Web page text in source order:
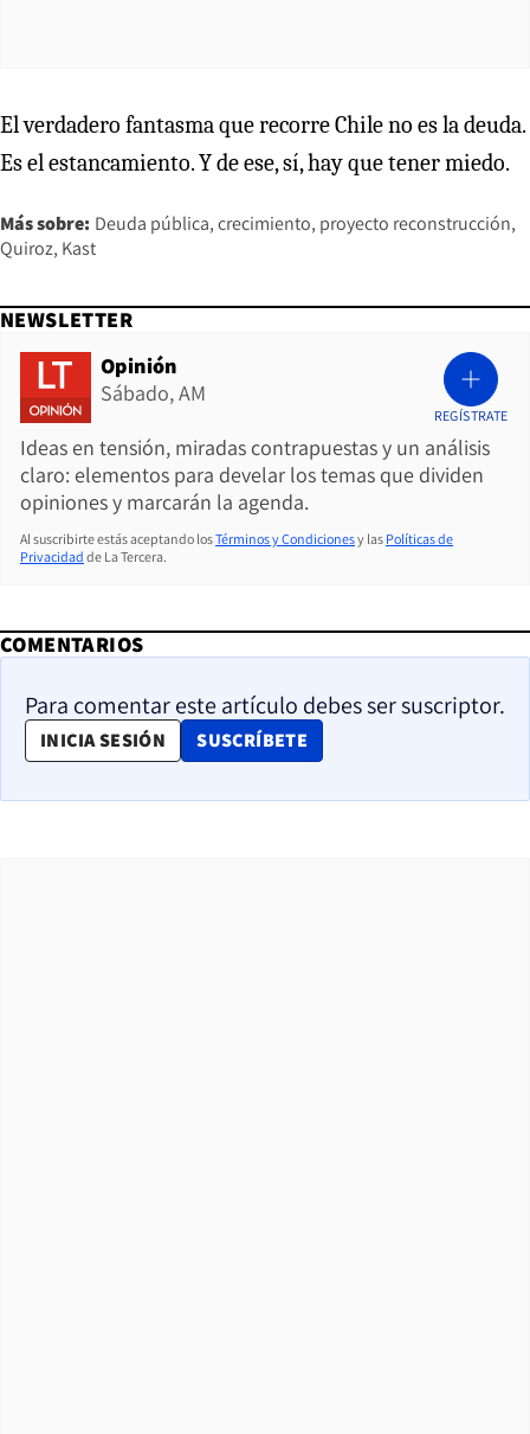
El verdadero fantasma que recorre Chile no es la deuda.
Es el estancamiento. Y de ese, sí, hay que tener miedo.
Más sobre: Deuda pública crecimiento proyecto reconstrucción
Quiroz Kast
NEWSLETTER
Opinión
Sábado, AM
Ideas en tensión, miradas contrapuestas y un análisis
claro: elementos para develar los temas que dividen
opiniones y marcarán la agenda.
REGÍSTRATE
Al suscribirte estás aceptando losTérminos y Condicionesy las Políticas de
Privacidad de La Tercera.
COMENTARIOS
Para comentar este artículo debes ser suscriptor.
INICIA SESIÓN SUSCRÍBETE
OPENS IN NEW WINDOW